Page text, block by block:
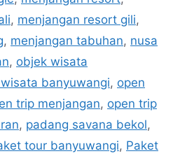
, menjangan resort gili,
, menjangan tabuhan, nusa
, objek wisata
banyuwangi, open
trip menjangan, open trip
, padang savana bekol,
tour banyuwangi, Paket